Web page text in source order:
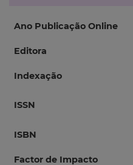
Ano Publicação Online
Editora
Indexação
ISSN
ISBN
Factor de Impacto